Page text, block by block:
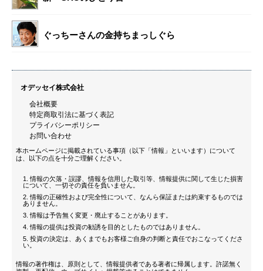
ぐっちーさんの金持ちまっしぐら
オデッセイ株式会社
会社概要
特定商取引法に基づく表記
プライバシーポリシー
お問い合わせ
本ホームページに掲載されている事項（以下「情報」といいます）について
は、以下の点を十分ご理解ください。
情報の欠落・誤謬、情報を信用した取引等、情報提供に関して生じた損害
について、一切その責任を負いません。
情報の正確性および完全性について、なんら保証または約束するものでは
ありません。
情報は予告無く変更・廃止することがあります。
情報の提供は投資の勧誘を目的としたものではありません。
投資の決定は、あくまでもお客様ご自身の判断と責任でおこなってくださ
い。
情報の著作権は、原則として、情報提供者である著者に帰属します。許諾無く